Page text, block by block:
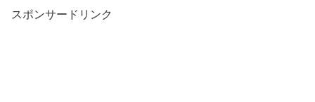
スポンサードリンク